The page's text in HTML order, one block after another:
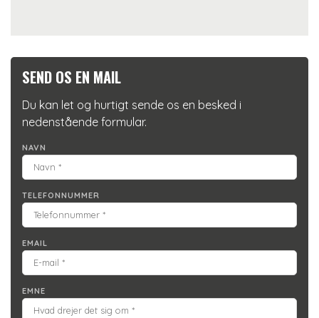
SEND OS EN MAIL
Du kan let og hurtigt sende os en besked i
nedenstående formular.
NAVN
TELEFONNUMMER
EMAIL
EMNE